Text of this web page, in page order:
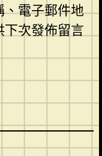
電子郵件地
次發佈留言